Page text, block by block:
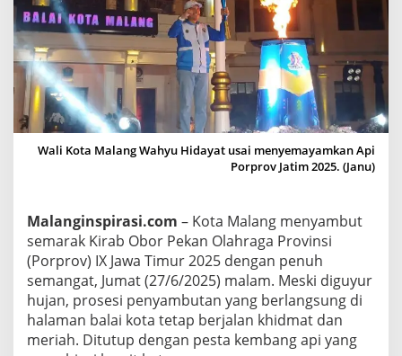
o
v
I
X
t
i
0
2
5
D
i
s
e
Wali Kota Malang Wahyu Hidayat usai menyemayamkan Api
Porprov Jatim 2025. (Janu)
Malanginspirasi.com – Kota Malang menyambut
semarak Kirab Obor Pekan Olahraga Provinsi
(Porprov) IX Jawa Timur 2025 dengan penuh
semangat, Jumat (27/6/2025) malam. Meski diguyur
hujan, prosesi penyambutan yang berlangsung di
halaman balai kota tetap berjalan khidmat dan
meriah. Ditutup dengan pesta kembang api yang